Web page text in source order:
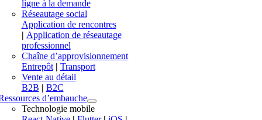
ligne à la demande
Réseautage social
Application de rencontres
| Application de réseautage
professionnel
Chaîne d’approvisionnement
Entrepôt| Transport
Vente au détail
B2B | B2C
d’embauche
Technologie mobile